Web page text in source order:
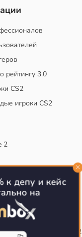
рейтингу 3.0
CS2
игроки CS2
2
в CS
свой конфиг CS
карте de_mirage в CS2
к депу и кейс
на